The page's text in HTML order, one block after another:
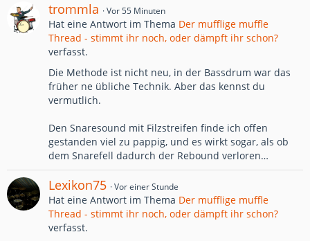
trommla Vor 55 Minuten
Hat eine Antwort im Thema Der mufflige muffle
Thread - stimmt ihr noch, oder dämpft ihr schon?
verfasst.
Die Methode ist nicht neu, in der Bassdrum war das
früher ne übliche Technik. Aber das kennst du
vermutlich.
Den Snaresound mit Filzstreifen finde ich offen
gestanden viel zu pappig, und es wirkt sogar, als ob
dem Snarefell dadurch der Rebound verloren…
Lexikon75 Vor einer Stunde
Hat eine Antwort im Thema Der mufflige muffle
Thread - stimmt ihr noch, oder dämpft ihr schon?
verfasst.